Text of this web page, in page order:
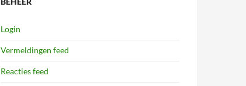
Login
Vermeldingen feed
Reacties feed